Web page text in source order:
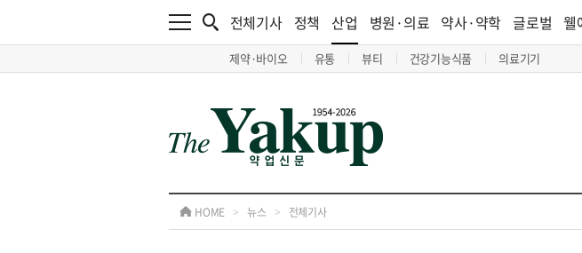
전체기사 정책 산업
제약·바이오 유통 뷰티 건강기능식품 의료기기
병원·의료 약사·약학 글로벌 웰
HOME > 뉴스 > 전체기사